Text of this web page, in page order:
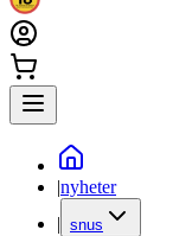
|nyheter
| snus